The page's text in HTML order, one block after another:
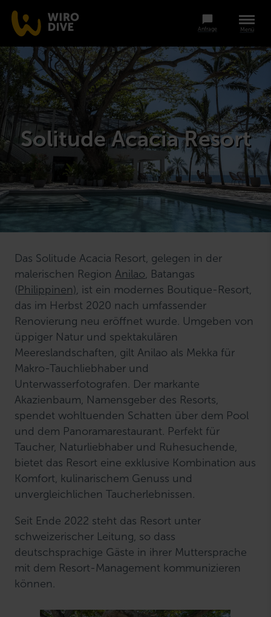
Menü
Anfrage
Solitude Acacia Resort
Das Solitude Acacia Resort, gelegen in der
malerischen RegionAnilao, Batangas
(Philippinen), ist ein modernes Boutique-Resort,
das im Herbst 2020 nach umfassender
Renovierung neu eröffnet wurde. Umgeben von
üppiger Natur und spektakulären
Meereslandschaften, gilt Anilao als Mekka für
Makro-Tauchliebhaber und
Unterwasserfotografen. Der markante
Akazienbaum, Namensgeber des Resorts,
spendet wohltuenden Schatten über dem Pool
und dem Panoramarestaurant. Perfekt für
Taucher, Naturliebhaber und Ruhesuchende,
bietet das Resort eine exklusive Kombination aus
Komfort, kulinarischem Genuss und
unvergleichlichen Taucherlebnissen.
Seit Ende 2022 steht das Resort unter
schweizerischer Leitung, so dass
deutschsprachige Gäste in ihrer Muttersprache
mit dem Resort-Management kommunizieren
können.